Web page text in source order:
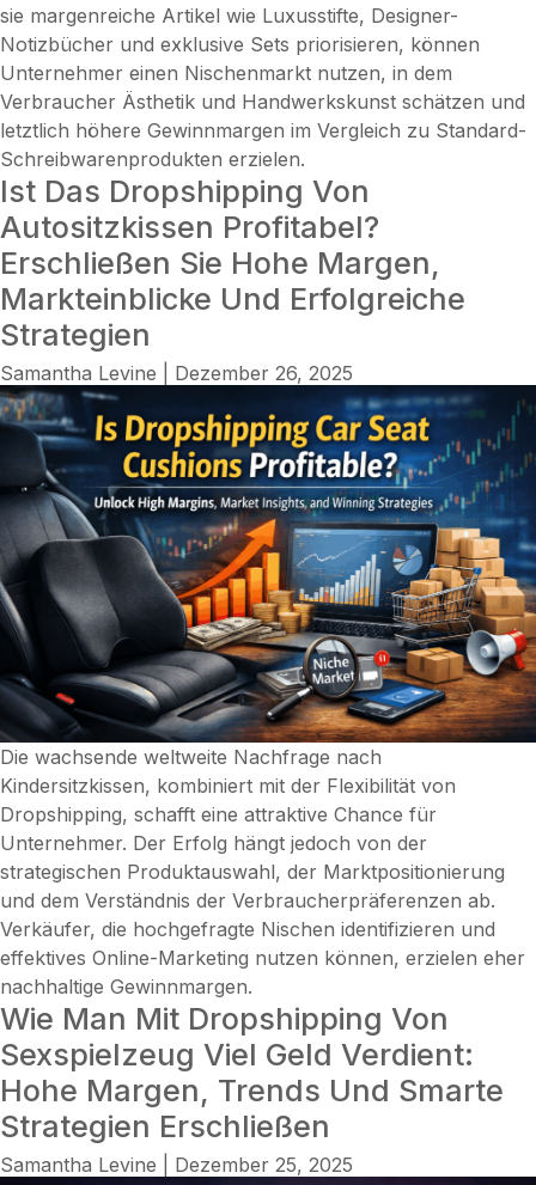
sie margenreiche Artikel wie Luxusstifte, Designer-
Notizbücher und exklusive Sets priorisieren, können
Unternehmer einen Nischenmarkt nutzen, in dem
Verbraucher Ästhetik und Handwerkskunst schätzen und
letztlich höhere Gewinnmargen im Vergleich zu Standard-
Schreibwarenprodukten erzielen.
Ist Das Dropshipping Von
Autositzkissen Profitabel?
Erschließen Sie Hohe Margen,
Markteinblicke Und Erfolgreiche
Strategien
Samantha Levine Dezember 26, 2025
Die wachsende weltweite Nachfrage nach
Kindersitzkissen, kombiniert mit der Flexibilität von
Dropshipping, schafft eine attraktive Chance für
Unternehmer. Der Erfolg hängt jedoch von der
strategischen Produktauswahl, der Marktpositionierung
und dem Verständnis der Verbraucherpräferenzen ab.
Verkäufer, die hochgefragte Nischen identifizieren und
effektives Online-Marketing nutzen können, erzielen eher
nachhaltige Gewinnmargen.
Wie Man Mit Dropshipping Von
Sexspielzeug Viel Geld Verdient:
Hohe Margen, Trends Und Smarte
Strategien Erschließen
Samantha Levine Dezember 25, 2025